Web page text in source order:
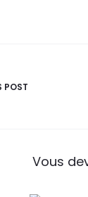
POST
Vous